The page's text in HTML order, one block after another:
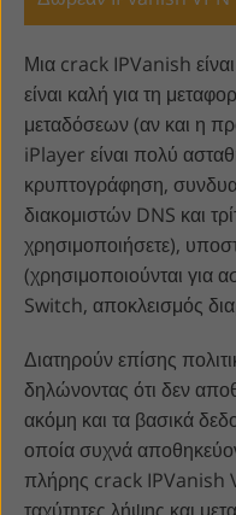
Μια crack IPVanish
είναι καλή για τη
μεταδόσεων (αν και η
iPlayer είναι πολύ
κρυπτογράφηση,
διακομιστών DNS και
χρησιμοποιήσετε),
(χρησιμοποιούνται για
Switch, αποκλεισμός
Διατηρούν επίσης
δηλώνοντας ότι δεν
ακόμη και τα βασικά
οποία συχνά
πλήρης crack IPVanish